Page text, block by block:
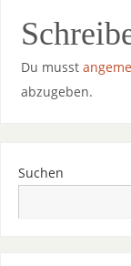
Du musst
abzugeben.
Suchen